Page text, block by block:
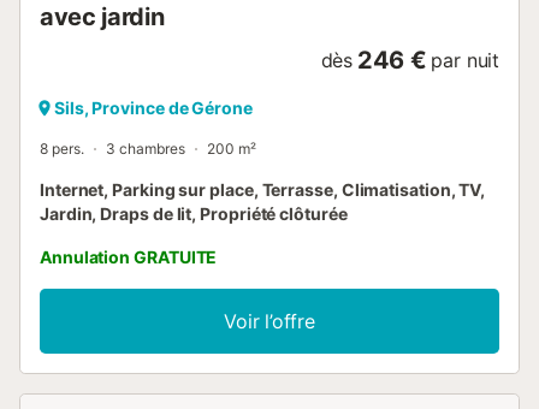
avec jardin
dès 246 € par nuit
Sils, Province de Gérone
8 pers. 3 chambres 200 m²
Internet, Parking sur place, Terrasse, Climatisation, TV,
Jardin, Draps de lit, Propriété clôturée
Annulation GRATUITE
Voir l’offre